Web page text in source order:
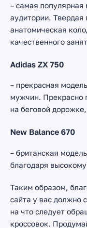
– самая
аудитории. Твердая
анатомическая
качественного
Adidas ZX 750
– прекрасная
мужчин. Прекрасно
на беговой
New Balance 670
– британская
благодаря
Таким образом,
сайта у вас должно
на что следует
кроссовок.